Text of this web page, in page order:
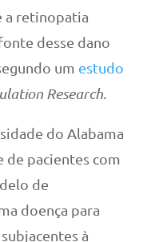
a retinopatia
desse dano
um estudo
Research.
do Alabama
de pacientes com
de
doença para
à